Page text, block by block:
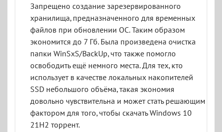
Запрещено создание зарезервированного
хранилища, предназначенного для временных
файлов при обновлении ОС. Таким образом
экономится до 7 Гб. Была произведена очистка
папки WinSxS/BackUp, что также помогло
освободить ещё немного места. Для тех, кто
использует в качестве локальных накопителей
SSD небольшого объёма, такая экономия
довольно чувствительна и может стать решающим
фактором для того, чтобы скачать Windows 10
21H2 торрент.